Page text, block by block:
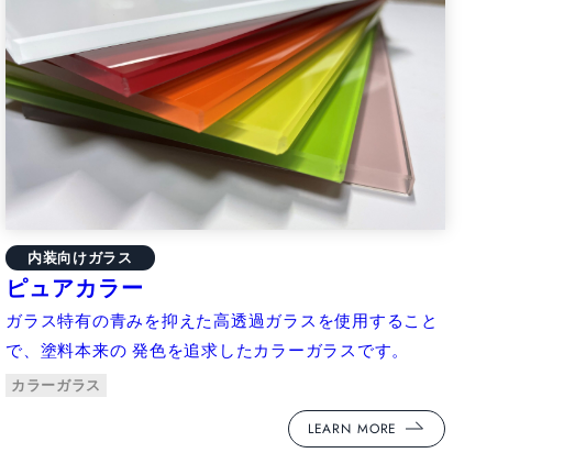
ピュアカラー
内装向けガラス
ガラス特有の青みを抑えた高透過ガラスを使用すること
で、塗料本来の 発色を追求したカラーガラスです。
カラーガラス
LEARN MORE